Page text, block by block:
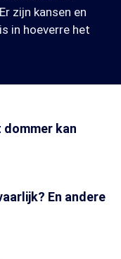
zijn kansen en
in hoeverre het
kan
En andere